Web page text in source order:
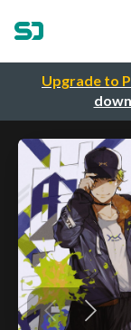
Upgrade to